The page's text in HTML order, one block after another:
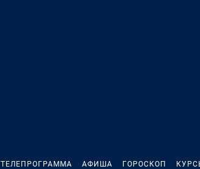
ТЕЛЕПРОГРАММА АФИША ГОРОСКОП